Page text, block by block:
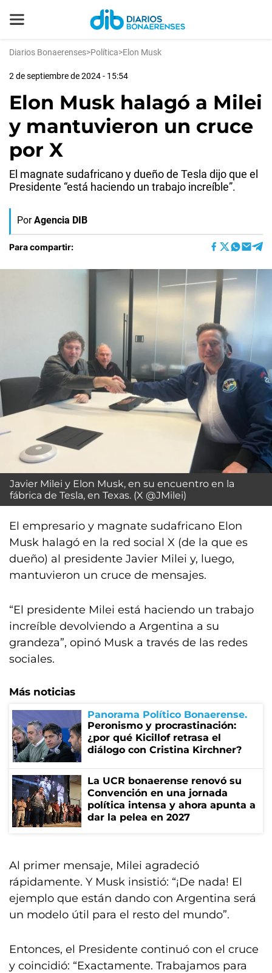
Diarios Bonaerenses>Política>Elon Musk
2 de septiembre de 2024 - 15:54
Elon Musk halagó a Milei
y mantuvieron un cruce
por X
El magnate sudafricano y dueño de Tesla dijo que el
Presidente “está haciendo un trabajo increíble”.
Por Agencia DIB
Para compartir:
Javier Milei y Elon Musk, en su encuentro en la
fábrica de Tesla, en Texas. (X @JMilei)
El empresario y magnate sudafricano Elon
Musk halagó en la red social X (de la que es
dueño) al presidente Javier Milei y, luego,
mantuvieron un cruce de mensajes.
“El presidente Milei está haciendo un trabajo
increíble devolviendo a Argentina a su
grandeza”, opinó Musk a través de las redes
sociales.
Más noticias
Panorama Político Bonaerense
Peronismo y procrastinación:
¿por qué Kicillof retrasa el
diálogo con Cristina Kirchner?
La UCR bonaerense renovó su
Convención en una jornada
política intensa y ahora apunta a
dar la pelea en 2027
Al primer mensaje, Milei agradeció
rápidamente. Y Musk insistió: “¡De nada! El
ejemplo que están dando con Argentina será
un modelo útil para el resto del mundo”.
Entonces, el Presidente continuó con el cruce
y coincidió: “Exactamente. Trabajamos para